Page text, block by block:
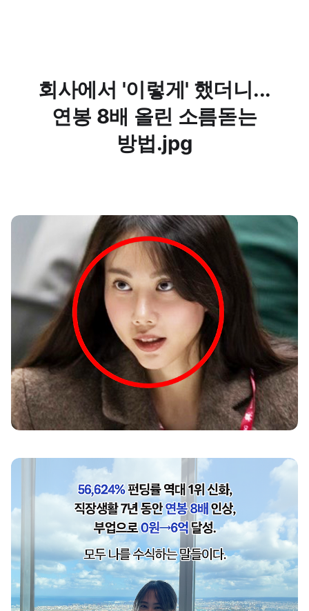
회사에서 '이렇게' 했더니...
연봉 8배 올린 소름돋는
방법.jpg